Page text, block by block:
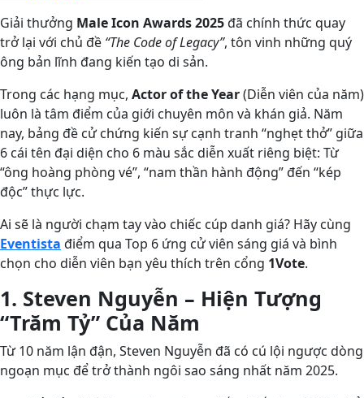
Giải thưởng Male Icon Awards 2025đã chính thức quay
trở lại với chủ đề “The Code of Legacy”, tôn vinh những quý
ông bản lĩnh đang kiến tạo di sản.
Trong các hạng mục, Actor of the Year(Diễn viên của năm)
luôn là tâm điểm của giới chuyên môn và khán giả. Năm
nay, bảng đề cử chứng kiến sự cạnh tranh “nghẹt thở” giữa
6 cái tên đại diện cho 6 màu sắc diễn xuất riêng biệt: Từ
“ông hoàng phòng vé”, “nam thần hành động” đến “kép
độc” thực lực.
Ai sẽ là người chạm tay vào chiếc cúp danh giá? Hãy cùng
Eventista điểm qua Top 6 ứng cử viên sáng giá và bình
chọn cho diễn viên bạn yêu thích trên cổng 1Vote.
1. Steven Nguyễn – Hiện Tượng
“Trăm Tỷ” Của Năm
Từ 10 năm lận đận, Steven Nguyễn đã có cú lội ngược dòng
ngoạn mục để trở thành ngôi sao sáng nhất năm 2025.